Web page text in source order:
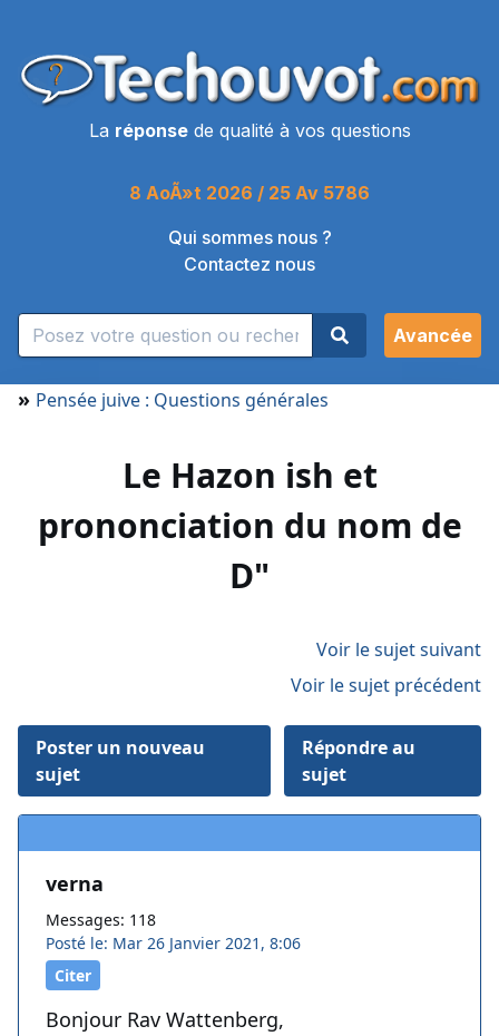
La réponsede qualité à vos questions
8 AoÃ»t 2026 / 25 Av 5786
Qui sommes nous ?
Contactez nous
Avancée
» Pensée juive : Questions générales
Le Hazon ish et
prononciation du nom de
D"
Voir le sujet suivant
Voir le sujet précédent
Poster un nouveau
sujet
Répondre au
sujet
verna
Messages: 118
Posté le: Mar 26 Janvier 2021, 8:06
Citer
Bonjour Rav Wattenberg,